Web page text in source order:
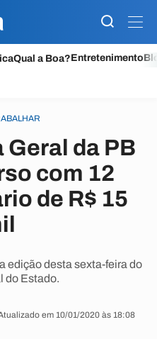
Qual a Boa?Entretenimento
da PB
com 12
de R$ 15
edição desta sexta-feira do
do Estado.
em 10/01/2020 às 18:08